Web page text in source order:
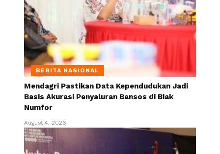
BERITA NASIONAL
Mendagri Pastikan Data Kependudukan Jadi
Basis Akurasi Penyaluran Bansos di Biak
Numfor
August 4, 2026